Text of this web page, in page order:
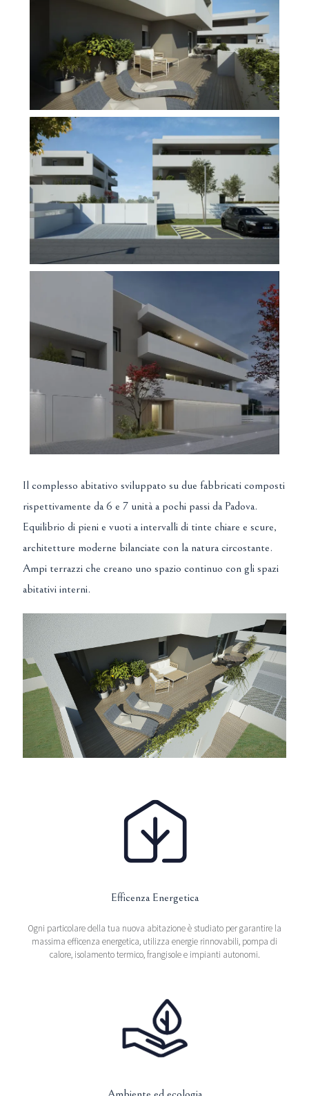
Il complesso abitativo sviluppato su due fabbricati composti
rispettivamente da 6 e 7 unità a pochi passi da Padova.
Equilibrio di pieni e vuoti a intervalli di tinte chiare e scure,
architetture moderne bilanciate con la natura circostante.
Ampi terrazzi che creano uno spazio continuo con gli spazi
abitativi interni.
Efficenza Energetica
Ogni particolare della tua nuova abitazione è studiato per garantire la
massima efficenza energetica, utilizza energie rinnovabili, pompa di
calore, isolamento termico, frangisole e impianti autonomi.